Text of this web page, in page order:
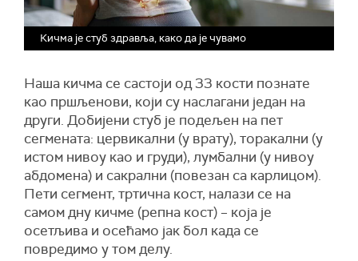
Кичма је стуб здравља, како да је чувамо
Наша кичма се састоји од 33 кости познате
као пршљенови, који су наслагани један на
други. Добијени стуб је подељен на пет
сегмената: цервикални (у врату), торакални (у
истом нивоу као и груди), лумбални (у нивоу
абдомена) и сакрални (повезан са карлицом).
Пети сегмент, тртична кост, налази се на
самом дну кичме (репна кост) – која је
осетљива и осећамо јак бол када се
повредимо у том делу.